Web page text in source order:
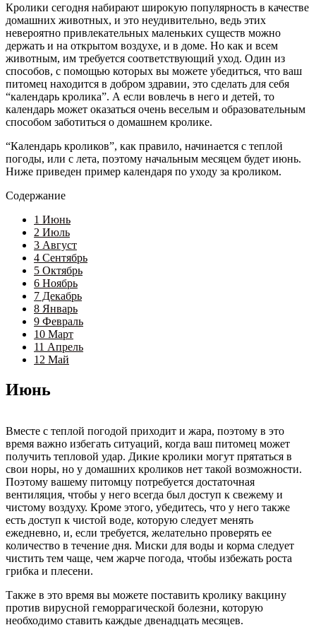
Кролики сегодня набирают широкую популярность в качестве
домашних животных, и это неудивительно, ведь этих
невероятно привлекательных маленьких существ можно
держать и на открытом воздухе, и в доме. Но как и всем
животным, им требуется соответствующий уход. Один из
способов, с помощью которых вы можете убедиться, что ваш
питомец находится в добром здравии, это сделать для себя
“календарь кролика”. А если вовлечь в него и детей, то
календарь может оказаться очень веселым и образовательным
способом заботиться о домашнем кролике.
“Календарь кроликов”, как правило, начинается с теплой
погоды, или с лета, поэтому начальным месяцем будет июнь.
Ниже приведен пример календаря по уходу за кроликом.
Содержание
1 Июнь
2 Июль
3 Август
4 Сентябрь
5 Октябрь
6 Ноябрь
7 Декабрь
8 Январь
9 Февраль
10 Март
11 Апрель
12 Май
Июнь
Вместе с теплой погодой приходит и жара, поэтому в это
время важно избегать ситуаций, когда ваш питомец может
получить тепловой удар. Дикие кролики могут прятаться в
свои норы, но у домашних кроликов нет такой возможности.
Поэтому вашему питомцу потребуется достаточная
вентиляция, чтобы у него всегда был доступ к свежему и
чистому воздуху. Кроме этого, убедитесь, что у него также
есть доступ к чистой воде, которую следует менять
ежедневно, и, если требуется, желательно проверять ее
количество в течение дня. Миски для воды и корма следует
чистить тем чаще, чем жарче погода, чтобы избежать роста
грибка и плесени.
Также в это время вы можете поставить кролику вакцину
против вирусной геморрагической болезни, которую
необходимо ставить каждые двенадцать месяцев.